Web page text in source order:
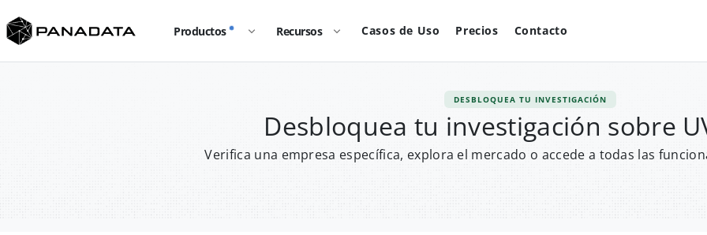
Productos Recursos Casos de Uso Precios Contacto
DESBLOQUEA TU INVESTIGACIÓN
Desbloquea tu investigación sobre
Verifica una empresa específica, explora el mercado o accede a todas las